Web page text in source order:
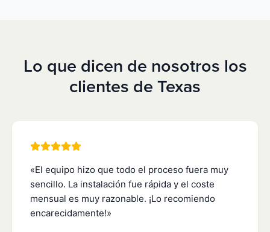
Lo que dicen de nosotros los
clientes de Texas
«El equipo hizo que todo el proceso fuera muy
sencillo. La instalación fue rápida y el coste
mensual es muy razonable. ¡Lo recomiendo
encarecidamente!»